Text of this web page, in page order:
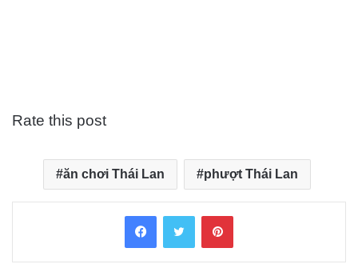
Rate this post
ăn chơi Thái Lan phượt Thái Lan
FacebookTwitter Pinterest